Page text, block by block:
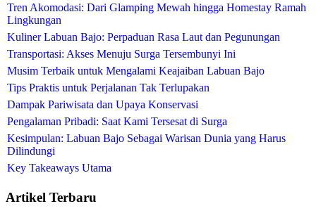
Tren Akomodasi: Dari Glamping Mewah hingga Homestay Ramah
Lingkungan
Kuliner Labuan Bajo: Perpaduan Rasa Laut dan Pegunungan
Transportasi: Akses Menuju Surga Tersembunyi Ini
Musim Terbaik untuk Mengalami Keajaiban Labuan Bajo
Tips Praktis untuk Perjalanan Tak Terlupakan
Dampak Pariwisata dan Upaya Konservasi
Pengalaman Pribadi: Saat Kami Tersesat di Surga
Kesimpulan: Labuan Bajo Sebagai Warisan Dunia yang Harus
Dilindungi
Key Takeaways Utama
Artikel Terbaru